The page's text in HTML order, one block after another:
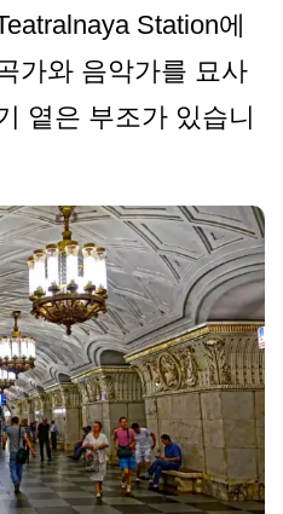
Station에
가와 음악가를 묘사
옅은 부조가 있습니